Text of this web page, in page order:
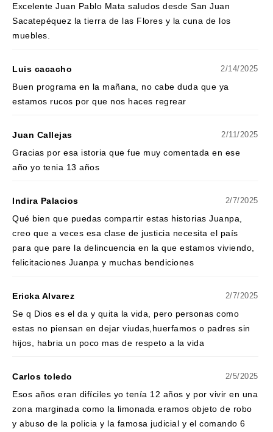
Excelente Juan Pablo Mata saludos desde San Juan
Sacatepéquez la tierra de las Flores y la cuna de los
muebles.
Luis cacacho 2/14/2025
Buen programa en la mañana, no cabe duda que ya
estamos rucos por que nos haces regrear
Juan Callejas 2/11/2025
Gracias por esa istoria que fue muy comentada en ese
año yo tenia 13 años
Indira Palacios 2/7/2025
Qué bien que puedas compartir estas historias Juanpa,
creo que a veces esa clase de justicia necesita el país
para que pare la delincuencia en la que estamos viviendo,
felicitaciones Juanpa y muchas bendiciones
Ericka Alvarez 2/7/2025
Se q Dios es el da y quita la vida, pero personas como
estas no piensan en dejar viudas,huerfamos o padres sin
hijos, habria un poco mas de respeto a la vida
Carlos toledo 2/5/2025
Esos años eran difíciles yo tenía 12 años y por vivir en una
zona marginada como la limonada eramos objeto de robo
y abuso de la policia y la famosa judicial y el comando 6